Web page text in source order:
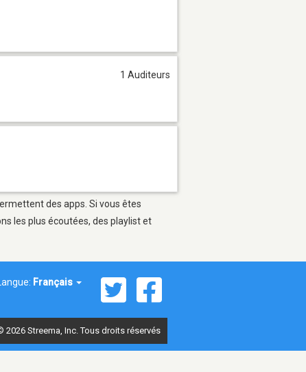
1 Auditeurs
des apps. Si vous êtes
les plus écoutées, des playlist et
Langue: Français
2026 Streema, Inc. Tous droits réservés